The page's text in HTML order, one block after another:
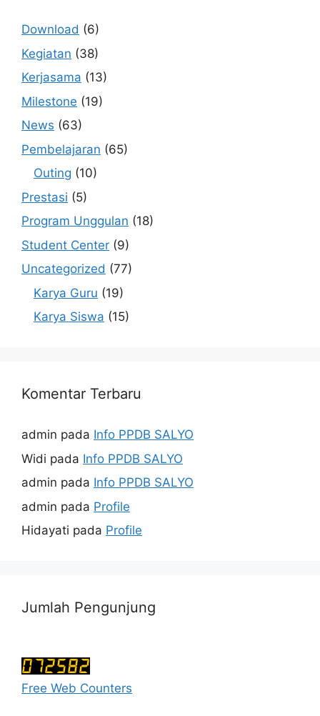
Download (6)
Kegiatan (38)
Kerjasama (13)
Milestone (19)
News (63)
Pembelajaran (65)
Outing (10)
Prestasi (5)
Program Unggulan (18)
Student Center (9)
Uncategorized (77)
Karya Guru (19)
Karya Siswa (15)
Komentar Terbaru
admin pada Info PPDB SALYO
Widi pada Info PPDB SALYO
admin pada Info PPDB SALYO
admin pada Profile
Hidayati pada Profile
Jumlah Pengunjung
Free Web Counters